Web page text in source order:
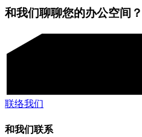
和我们聊聊您的办公空间？
联络我们
和我们联系